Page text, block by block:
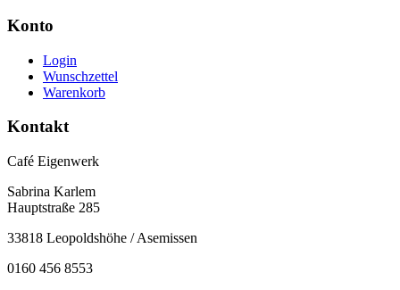
Konto
Login
Wunschzettel
Warenkorb
Kontakt
Café Eigenwerk
Sabrina Karlem
Hauptstraße 285
33818 Leopoldshöhe / Asemissen
0160 456 8553